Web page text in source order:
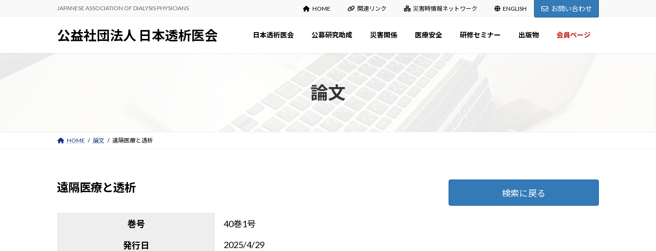
JAPANESE ASSOCIATION OF DIALYSIS PHYSICIANS HOME 関連リンク 災害時情報ネットワーク ENGLISH お問い合わせ
公益社団法人 日本透析医会 日本透析医会 公募研究助成 災害関係 医療安全 研修セミナー 出版物 会員ページ
論文
HOME 論文 遠隔医療と透析
遠隔医療と透析
巻号
40巻1号
発行日
2025/4/29
検索に戻る